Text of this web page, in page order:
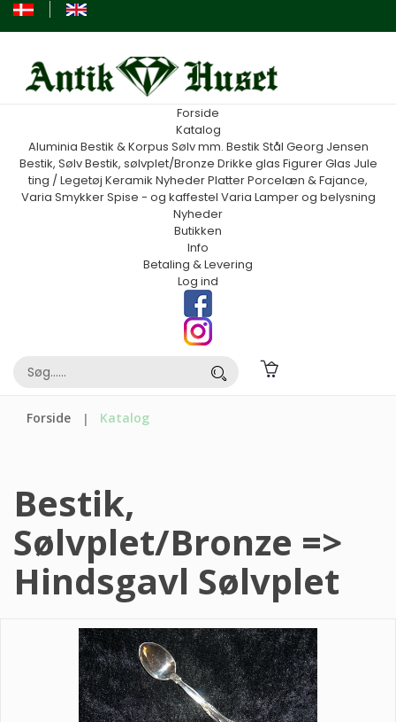
Forside
Katalog
Aluminia Bestik & Korpus Sølv mm. Bestik Stål Georg Jensen
Bestik, SølvBestik, sølvplet/Bronze Drikke glas FigurerGlas Jule
ting / Legetøj Keramik NyhederPlatterPorcelæn & Fajance,
Varia SmykkerSpise - og kaffestel Varia Lamper og belysning
Nyheder
Butikken
Info
Betaling & Levering
Log ind
Forside Katalog
Bestik,
Sølvplet/Bronze =>
Hindsgavl Sølvplet